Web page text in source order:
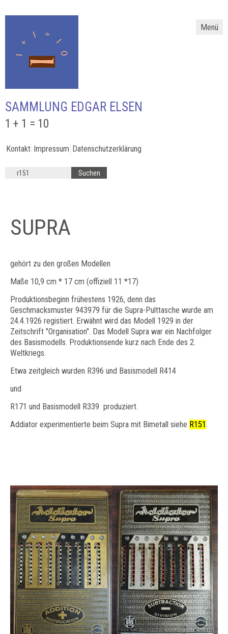
Menü
SAMMLUNG EDGAR ELSEN
1 + 1 = 10
Kontakt Impressum Datenschutzerklärung
SUPRA
gehört zu den großen Modellen
Maße 10,9 cm * 17 cm (offiziell 11 *17)
Produktionsbeginn frühestens 1926, denn das
Geschmacksmuster 943979 für die Supra-Pulttasche wurde am
24.4.1926 registiert. Erwähnt wird das Modell 1929 in der
Zeitschrift "Organisation". Das Modell Supra war ein Nachfolger
des Basismodells. Produktionsende kurz nach Ende des 2.
Weltkriegs.
Etwa zeitgleich wurden R396 und Basismodell R414
und
R171 und Basismodell R339 produziert.
Addiator experimentierte beim Supra mit Bimetall siehe R151.